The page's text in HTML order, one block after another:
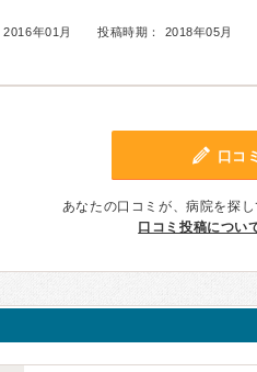
年01月 投稿時期： 2018年05月
口コ
あなたの口コミが、病院を探
口コミ投稿につい